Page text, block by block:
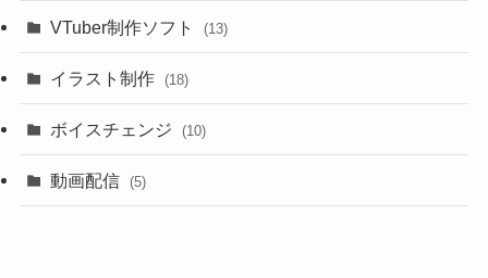
VTuber制作ソフト (13)
イラスト制作 (18)
ボイスチェンジ (10)
動画配信 (5)